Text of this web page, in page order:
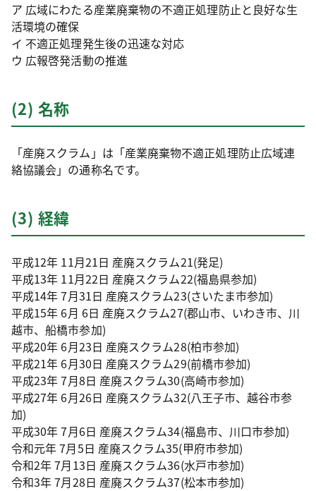
ア 広域にわたる産業廃棄物の不適正処理防止と良好な生
活環境の確保
イ 不適正処理発生後の迅速な対応
ウ 広報啓発活動の推進
(2) 名称
「産廃スクラム」は「産業廃棄物不適正処理防止広域連
絡協議会」の通称名です。
(3) 経緯
平成12年 11月21日 産廃スクラム21(発足)
平成13年 11月22日 産廃スクラム22(福島県参加)
平成14年 7月31日 産廃スクラム23(さいたま市参加)
平成15年 6月 6日 産廃スクラム27(郡山市、いわき市、川
越市、船橋市参加)
平成20年 6月23日 産廃スクラム28(柏市参加)
平成21年 6月30日 産廃スクラム29(前橋市参加)
平成23年 7月8日 産廃スクラム30(高崎市参加)
平成27年 6月26日 産廃スクラム32(八王子市、越谷市参
加)
平成30年 7月6日 産廃スクラム34(福島市、川口市参加)
令和元年 7月5日 産廃スクラム35(甲府市参加)
令和2年 7月13日 産廃スクラム36(水戸市参加)
令和3年 7月28日 産廃スクラム37(松本市参加)